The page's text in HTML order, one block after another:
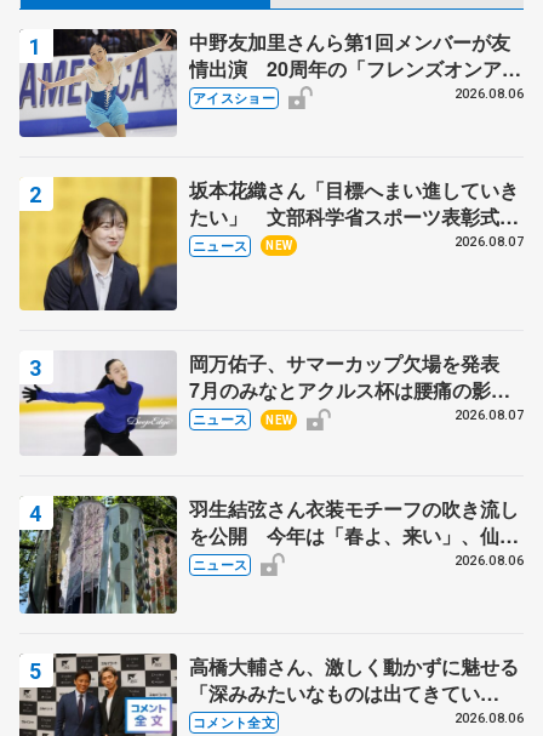
中野友加里さんら第1回メンバーが友
情出演 20周年の「フレンズオンアイ
ス」 宮本賢二さん、有川梨絵さん、
アイスショー 2026.08.06
坂本花織さん「目標へまい進していき
たい」 文部科学省スポーツ表彰式で
代表謝辞
ニュース NEW 2026.08.07
岡万佑子、サマーカップ欠場を発表
7月のみなとアクルス杯は腰痛の影響
で
ニュース NEW 2026.08.07
羽生結弦さん衣装モチーフの吹き流し
を公開 今年は「春よ、来い」、仙台
の瑞鳳殿
ニュース 2026.08.06
高橋大輔さん、激しく動かずに魅せる
「深みみたいなものは出てきてい
る？」 〝兄さん〟と慕うレジェンド
コメント全文 2026.08.06